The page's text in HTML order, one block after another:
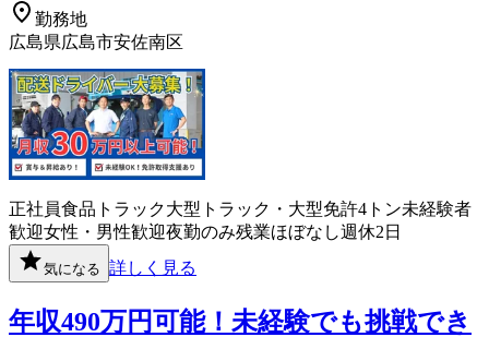
勤務地
広島県広島市安佐南区
正社員食品 トラック大型トラック・大型免許4トン未経験者
歓迎女性・男性歓迎夜勤のみ残業ほぼなし週休2日
気になる 詳しく見る
年収490万円可能！未経験でも挑戦でき